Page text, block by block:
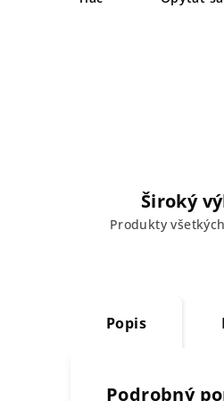
Široký
Produkty
Popis
Podrobný